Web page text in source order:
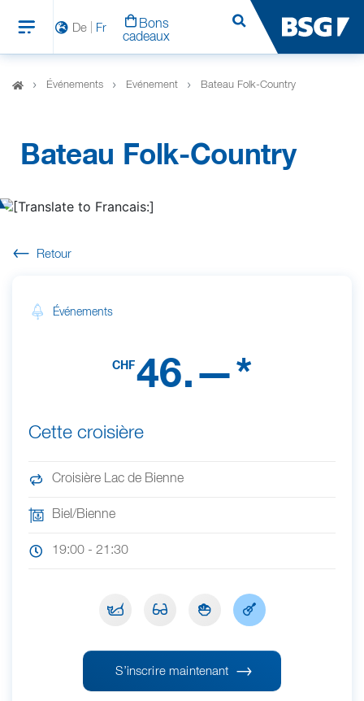
De Fr
Bons
cadeaux
Rechercher
Événements Evénement Bateau Folk-Country
Bateau Folk-Country
Retour
Événements
CHF46.—*
Cette croisière
Croisière Lac de Bienne
Biel/Bienne
19:00 - 21:30
S’inscrire maintenant